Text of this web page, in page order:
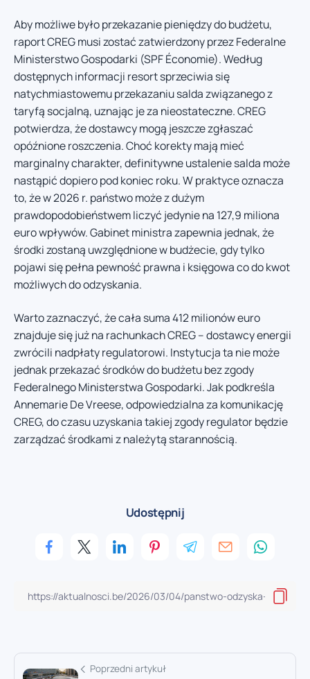
Aby możliwe było przekazanie pieniędzy do budżetu,
raport CREG musi zostać zatwierdzony przez Federalne
Ministerstwo Gospodarki (SPF Économie). Według
dostępnych informacji resort sprzeciwia się
natychmiastowemu przekazaniu salda związanego z
taryfą socjalną, uznając je za nieostateczne. CREG
potwierdza, że dostawcy mogą jeszcze zgłaszać
opóźnione roszczenia. Choć korekty mają mieć
marginalny charakter, definitywne ustalenie salda może
nastąpić dopiero pod koniec roku. W praktyce oznacza
to, że w 2026 r. państwo może z dużym
prawdopodobieństwem liczyć jedynie na 127,9 miliona
euro wpływów. Gabinet ministra zapewnia jednak, że
środki zostaną uwzględnione w budżecie, gdy tylko
pojawi się pełna pewność prawna i księgowa co do kwot
możliwych do odzyskania.
Warto zaznaczyć, że cała suma 412 milionów euro
znajduje się już na rachunkach CREG – dostawcy energii
zwrócili nadpłaty regulatorowi. Instytucja ta nie może
jednak przekazać środków do budżetu bez zgody
Federalnego Ministerstwa Gospodarki. Jak podkreśla
Annemarie De Vreese, odpowiedzialna za komunikację
CREG, do czasu uzyskania takiej zgody regulator będzie
zarządzać środkami z należytą starannością.
Udostępnij
Poprzedni artykuł